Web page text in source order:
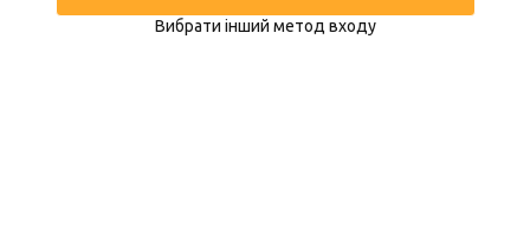
Вибрати інший метод входу